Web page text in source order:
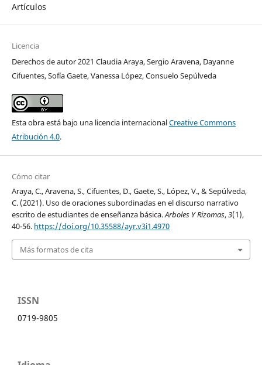
Artículos
Licencia
Derechos de autor 2021 Claudia Araya, Sergio Aravena, Dayanne
Cifuentes, Sofía Gaete, Vanessa López, Consuelo Sepúlveda
Esta obra está bajo una licencia internacionalCreative Commons
Atribución 4.0.
Cómo citar
Araya, C., Aravena, S., Cifuentes, D., Gaete, S., López, V., & Sepúlveda,
C. (2021). Uso de oraciones subordinadas en el discurso narrativo
escrito de estudiantes de enseñanza básica.Arboles Y Rizomas,3(1),
40-56. https://doi.org/10.35588/ayr.v3i1.4970
Más formatos de cita
ISSN
0719-9805